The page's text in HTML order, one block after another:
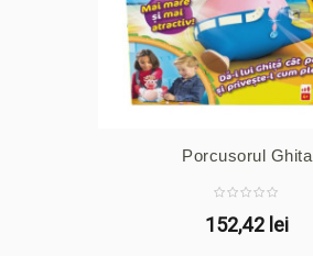
Porcusorul Ghita
152,42 lei